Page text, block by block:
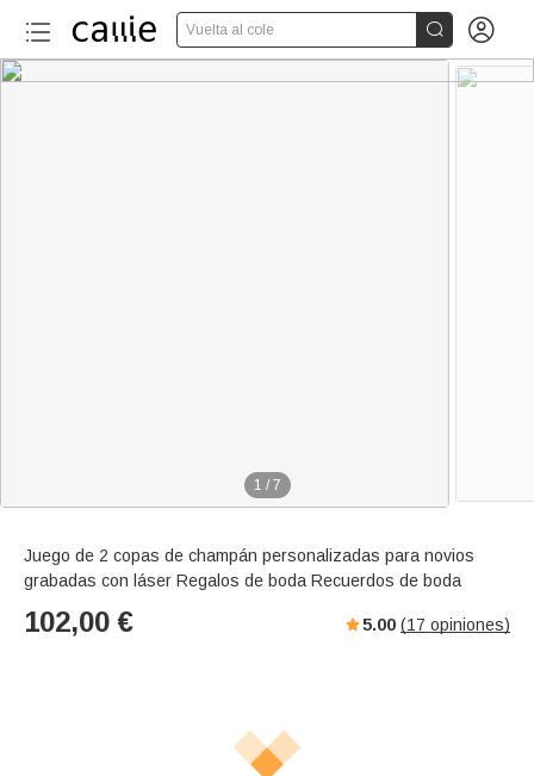
Vuelta al cole  
1 / 7
Juego de 2 copas de champán personalizadas para novios
grabadas con láser Regalos de boda Recuerdos de boda
102,00 € 5.00 (17 opiniones)